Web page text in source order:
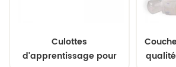
Culottes
d'apprentissage pour